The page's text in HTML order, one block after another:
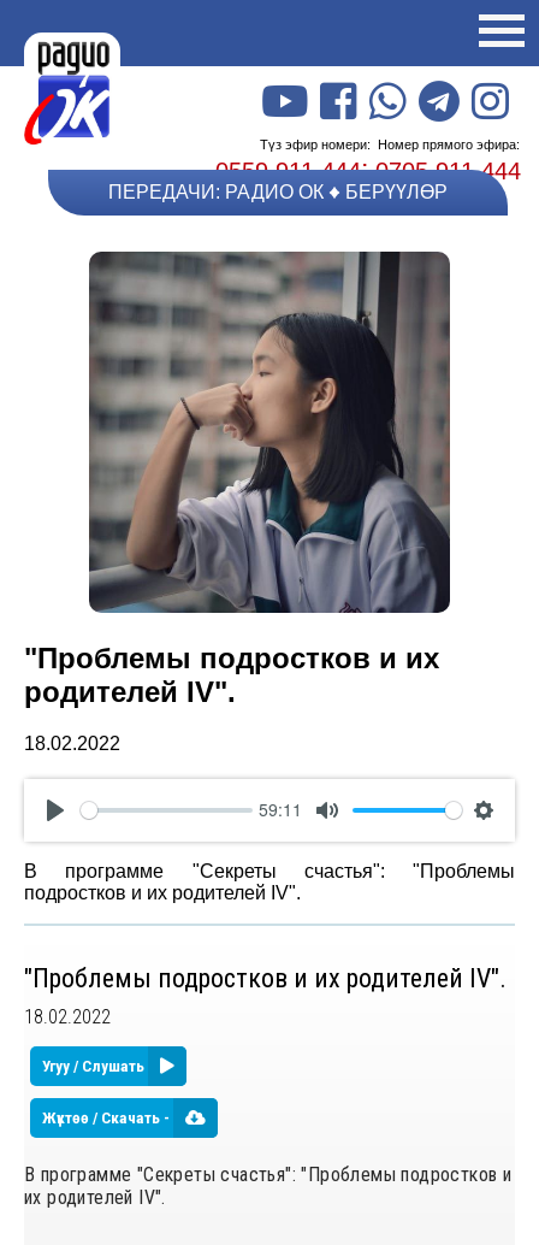
Түз эфир номери: Номер прямого эфира:
0559 911 444;0705 911 444
ПЕРЕДАЧИ: РАДИО ОК БЕРҮҮЛӨР
"Проблемы подростков и их
родителей IV".
18.02.2022
Play
59:11
Mute
В программе "Секреты счастья": "Проблемы
подростков и их родителей IV".
"Проблемы подростков и их родителей IV".
18.02.2022
Угуу / Слушать
Жүктөө / Скачать -
В программе "Секреты счастья": "Проблемы подростков и
их родителей IV".